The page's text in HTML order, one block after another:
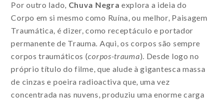
Por outro lado, Chuva Negraexplora a ideia do
Corpo em si mesmo como Ruína, ou melhor, Paisagem
Traumática, é dizer, como receptáculo e portador
permanente de Trauma. Aqui, os corpos são sempre
corpos traumáticos (corpos-trauma). Desde logo no
próprio título do filme, que alude à gigantesca massa
de cinzas e poeira radioactiva que, uma vez
concentrada nas nuvens, produziu uma enorme carga